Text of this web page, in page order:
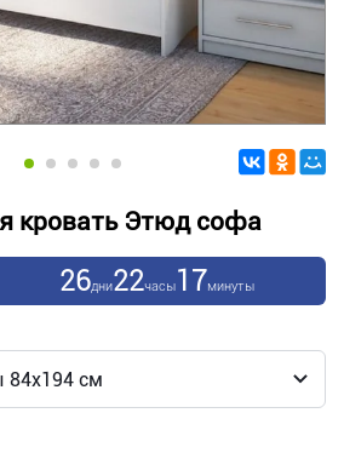
кровать Этюд софа
26дни22часы17минуты